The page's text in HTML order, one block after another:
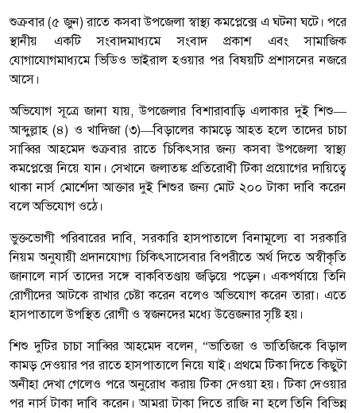
শুক্রবার (৫ জুন) রাতে কসবা উপজেলা স্বাস্থ্য কমপ্লেক্সে এ ঘটনা ঘটে। পরে
স্থানীয় একটি সংবাদমাধ্যমে সংবাদ প্রকাশ এবং সামাজিক
যোগাযোগমাধ্যমে ভিডিও ভাইরাল হওয়ার পর বিষয়টি প্রশাসনের নজরে
আসে।
অভিযোগ সূত্রে জানা যায়, উপজেলার বিশারাবাড়ি এলাকার দুই শিশু—
আব্দুল্লাহ (৪) ও খাদিজা (৩)—বিড়ালের কামড়ে আহত হলে তাদের চাচা
সাব্বির আহমেদ শুক্রবার রাতে চিকিৎসার জন্য কসবা উপজেলা স্বাস্থ্য
কমপ্লেক্সে নিয়ে যান। সেখানে জলাতঙ্ক প্রতিরোধী টিকা প্রয়োগের দায়িত্বে
থাকা নার্স মোর্শেদা আক্তার দুই শিশুর জন্য মোট ২০০ টাকা দাবি করেন
বলে অভিযোগ ওঠে।
ভুক্তভোগী পরিবারের দাবি, সরকারি হাসপাতালে বিনামূল্যে বা সরকারি
নিয়ম অনুযায়ী প্রদানযোগ্য চিকিৎসাসেবার বিপরীতে অর্থ দিতে অস্বীকৃতি
জানালে নার্স তাদের সঙ্গে বাকবিতণ্ডায় জড়িয়ে পড়েন। একপর্যায়ে তিনি
রোগীদের আটকে রাখার চেষ্টা করেন বলেও অভিযোগ করেন তারা। এতে
হাসপাতালে উপস্থিত রোগী ও স্বজনদের মধ্যে উত্তেজনার সৃষ্টি হয়।
শিশু দুটির চাচা সাব্বির আহমেদ বলেন, “ভাতিজা ও ভাতিজিকে বিড়াল
কামড় দেওয়ার পর রাতে হাসপাতালে নিয়ে যাই। প্রথমে টিকা দিতে কিছুটা
অনীহা দেখা গেলেও পরে অনুরোধ করায় টিকা দেওয়া হয়। টিকা দেওয়ার
পর নার্স টাকা দাবি করেন। আমরা টাকা দিতে রাজি না হলে তিনি বিভিন্ন